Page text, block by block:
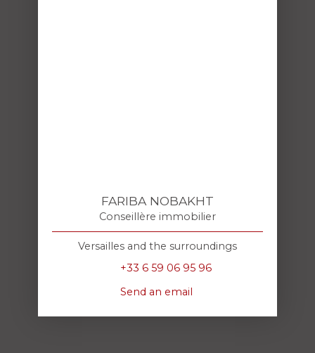
FARIBA NOBAKHT
Conseillère immobilier
Versailles and the surroundings
+33 6 59 06 95 96
Send an email